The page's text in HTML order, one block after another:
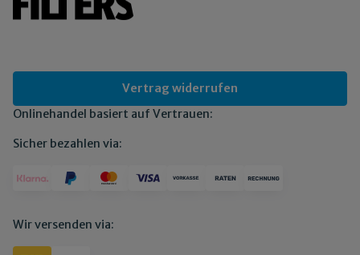
Vertrag widerrufen
Onlinehandel basiert auf Vertrauen:
Sicher bezahlen via:
Wir versenden via: